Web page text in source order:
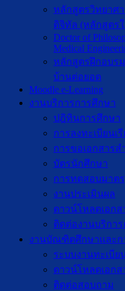
หลักสูตรวิทยาศ
ดิจิทัล (หลักสูตร
Doctor of
Medical
หลักสูตรฝึกอบร
บ้านต่อยอด
Moodle e-Learning
งานบริการการศึกษา
ปฎิทินการศึกษา
การลงทะเบียนเ
การขอเอกสาร
บัตรนักศึกษา
การทดสอบมาต
งานประเมินผล
ดาวน์โหลดเอก
ติดต่องานบริกา
งานบัณฑิตศึกษาเเละก
ระบบงานทะเบี
ดาวน์โหลดเอก
ติดต่อสอบถาม